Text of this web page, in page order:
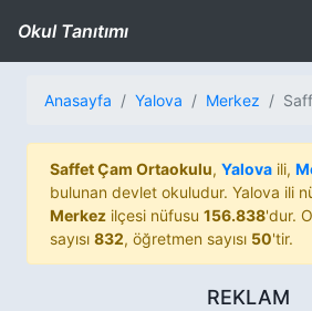
Okul Tanıtımı
Anasayfa Yalova Merkez
Saffet Çam Ortaokulu, Yalova ili,
bulunan devlet okuludur. Yalova ili
Merkez ilçesi nüfusu 156.838'dur.
sayısı 832, öğretmen sayısı 50'tir.
REKLAM